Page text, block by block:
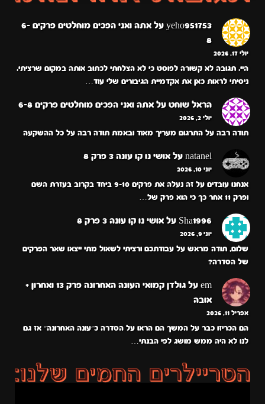
yeho951753 על
אתה ואני הפכים מוחלטים פרקים 6-
8
יולי 17, 2026
היי. תגובה לא קשורה לפוסט כי לא הצלחתי לכתוב אותה במקום שרציתי.
ניסיתי לראות כאן את אקדמיית הגיבורים שלי עוד…
הראל שוחט על אתה ואני הפכים מוחלטים פרקים 6-8
יולי 2, 2026
תודה רבה על התרגום מעריך מאוד ובאמת תודה רבה על כל ההשקעה
natanel על אושי נו קו עונה 3 פרק 8
יוני 10, 2026
אנחנו עובדים על זה נעלה את פרקים 9-10 ביחד בקרוב בעזרת השם
ופרק 11 אחר כך כי הוא פרק של…
Sha1996 על אושי נו קו עונה 3 פרק 8
יוני 9, 2026
שלום, תודה מראש על עבודתכם ורציתי לשאול מתי ייצאו שאר הפרקים
של הסדרה?
em על
גולדן קמואי העונה האחרונה פרק 13 ואחרון +
אובה
אפריל 11, 2026
הם הכריזו כבר על המשך הם הראו על הסדרה כ״עונה האחרונה״ אז גם
לנו לא היה ממש מושג לפי הבנתי…